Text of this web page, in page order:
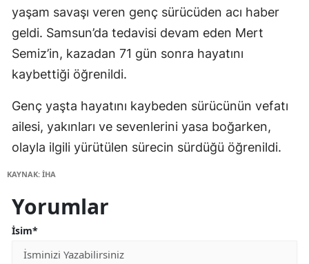
yaşam savaşı veren genç sürücüden acı haber
geldi. Samsun’da tedavisi devam eden Mert
Semiz’in, kazadan 71 gün sonra hayatını
kaybettiği öğrenildi.
Genç yaşta hayatını kaybeden sürücünün vefatı
ailesi, yakınları ve sevenlerini yasa boğarken,
olayla ilgili yürütülen sürecin sürdüğü öğrenildi.
KAYNAK: İHA
Yorumlar
İsim*